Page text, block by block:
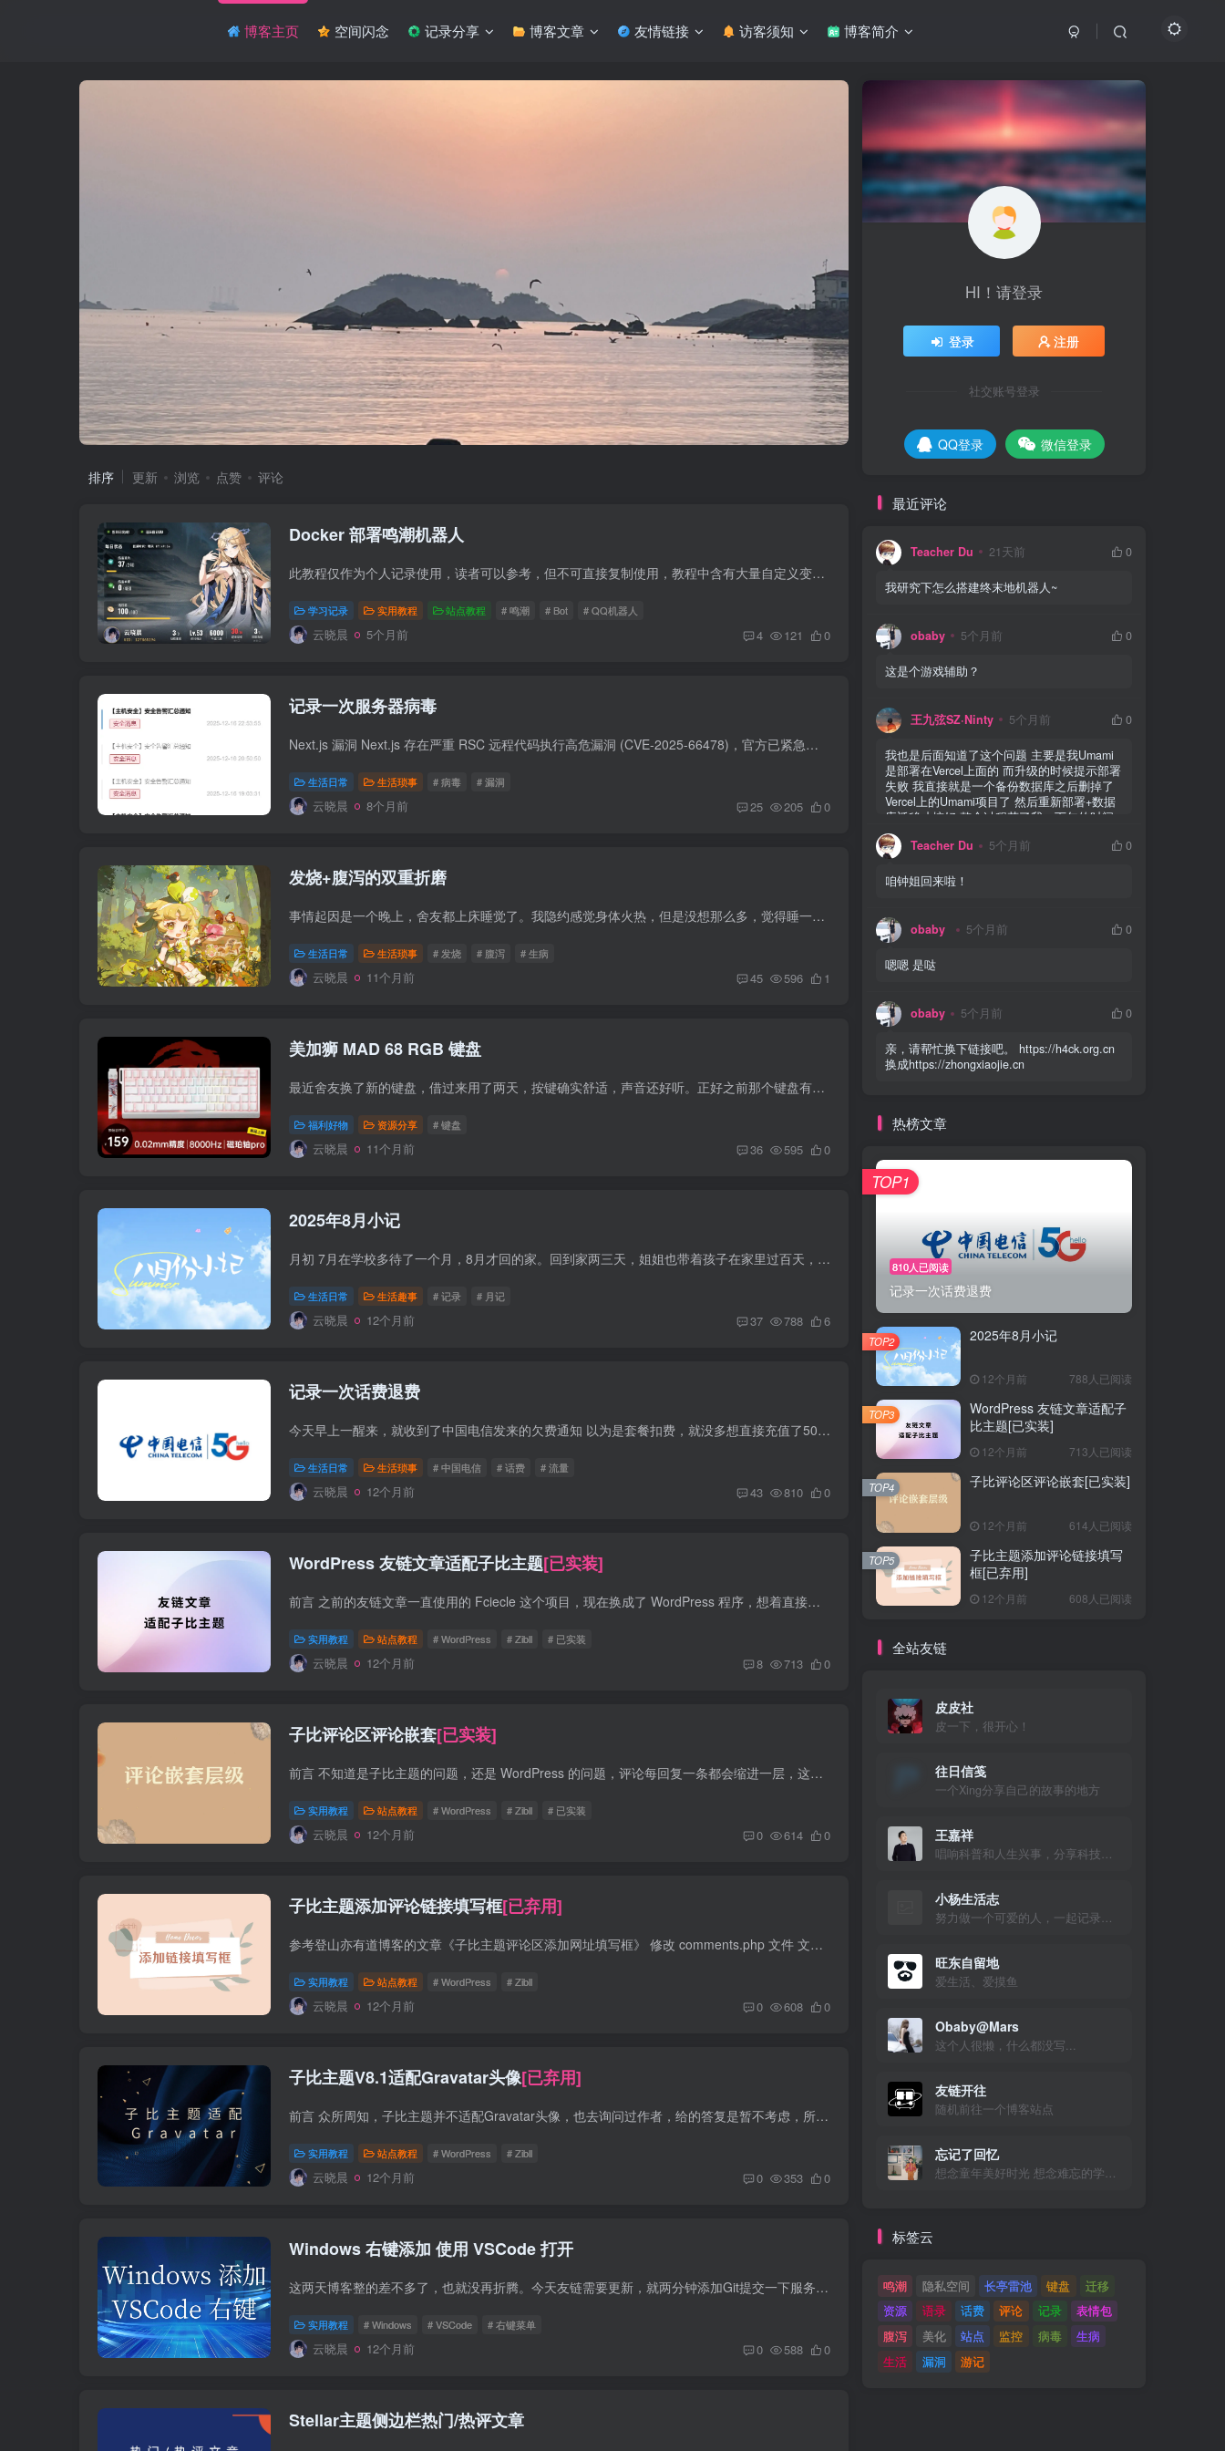
博客主页 空间闪念 记录分享 博客文章 友情链接 访客须知 博客简介
排序 更新 浏览 点赞 评论
Docker 部署鸣潮机器人
此教程仅作为个人记录使用，读者可以参考，但不可直接复制使用，教程中含有大量自定义变量代码！ 大家新年快乐！！又好久没有写文章了 此教程不仅可以搭建鸣潮机器人，可以使用其他插件，例如终...
学习记录 实用教程 站点教程 # 鸣潮 # Bot # QQ机器人
云晓晨 5个月前 4 121 0
记录一次服务器病毒
Next.js 漏洞 Next.js 存在严重 RSC 远程代码执行高危漏洞 (CVE-2025-66478)，官方已紧急发布修复，建议 Next.js 15/16 及部分 14.x Canary 用户立即升级。 这个漏洞被评为 CVSS 最高风险等级 ...
生活日常 生活琐事 # 病毒 # 漏洞
云晓晨 8个月前 25 205 0
发烧+腹泻的双重折磨
事情起因是一个晚上，舍友都上床睡觉了。我隐约感觉身体火热，但是没想那么多，觉得睡一觉就好了，结果第二天一起床就发烧到 39.4℃ 。去医院输了水，退烧了也没那么难受了。结果剩下几天一直腹...
生活日常 生活琐事 # 发烧 # 腹泻 # 生病
云晓晨 11个月前 45 596 1
美加狮 MAD 68 RGB 键盘
最近舍友换了新的键盘，借过来用了两天，按键确实舒适，声音还好听。正好之前那个键盘有的按键断触，就干脆出掉购入了标题这款键盘。这款键盘也有对应的 Pro 款，区别是 Pro 款是全铝外壳，但是...
福利好物 资源分享 # 键盘
云晓晨 11个月前 36 595 0
2025年8月小记
月初 7月在学校多待了一个月，8月才回的家。回到家两三天，姐姐也带着孩子在家里过百天，两个多月的小娃娃是真难照顾，晚上还要起来喂奶，姐姐说就是太熬得慌。有了小孩子花钱和瀑布一样，哪哪...
生活日常 生活趣事 # 记录 # 月记
云晓晨 12个月前 37 788 6
记录一次话费退费
今天早上一醒来，就收到了中国电信发来的欠费通知 以为是套餐扣费，就没多想直接充值了50元话费。早上吃完饭打开中国电信APP想看看这个月话费多少，不看不知道一看吓一跳，这个月话费高达90+（...
生活日常 生活琐事 # 中国电信 # 话费 # 流量
云晓晨 12个月前 43 810 0
WordPress 友链文章适配子比主题[已实装]
前言 之前的友链文章一直使用的 Fciecle 这个项目，现在换成了 WordPress 程序，想着直接调用 WordPress 接口和数据库更方便管理。 修订历史 v1.1 底部翻页无法更新按钮列表 v1.2 优化UI、将定...
实用教程 站点教程 # WordPress # Zibll # 已实装
云晓晨 12个月前 8 713 0
子比评论区评论嵌套[已实装]
前言 不知道是子比主题的问题，还是 WordPress 的问题，评论每回复一条都会缩进一层，这就导致无限套娃，而且 WordPress 的最大嵌套数量为10，这就导致10层嵌套后只能开新的评论楼层。 解决方案...
实用教程 站点教程 # WordPress # Zibll # 已实装
云晓晨 12个月前 0 614 0
子比主题添加评论链接填写框[已弃用]
参考登山亦有道博客的文章《子比主题评论区添加网址填写框》 修改 comments.php 文件 文件位置 wp-content/themes/zibll/template/comments.php 搜索 邮箱 找到评论区填写框位置，代码添加位置...
实用教程 站点教程 # WordPress # Zibll
云晓晨 12个月前 0 608 0
子比主题V8.1适配Gravatar头像[已弃用]
前言 众所周知，子比主题并不适配Gravatar头像，也去询问过作者，给的答复是暂不考虑，所以只能自己动手了。 参考文献 参考登山亦有道博客的文章《子比主题使用Cravatar代替原有头像》 修改教程...
实用教程 站点教程 # WordPress # Zibll
云晓晨 12个月前 0 353 0
Windows 右键添加 使用 VSCode 打开
这两天博客整的差不多了，也就没再折腾。今天友链需要更新，就两分钟添加Git提交一下服务器就好，结果发现右键没有VSCode打开文件夹了，这样就有点不太方便了，Bing搜索了一下，发现修改注册表...
实用教程 # Windows # VSCode # 右键菜单
云晓晨 12个月前 0 588 0
Stellar主题侧边栏热门/热评文章
HI！请登录
登录 注册
社交账号登录
QQ登录 微信登录
最近评论
Teacher Du 21天前 0
我研究下怎么搭建终末地机器人~
obaby 5个月前 0
这是个游戏辅助？
王九弦SZ·Ninty 5个月前 0
我也是后面知道了这个问题 主要是我Umami
是部署在Vercel上面的 而升级的时候提示部署
失败 我直接就是一个备份数据库之后删掉了
Vercel上的Umami项目了 然后重新部署+数据
库迁移才搞好 整个过程花了我一下午的时间
Teacher Du
5个月前 0
咱钟姐回来啦！
obaby 5个月前 0
嗯嗯 是哒
obaby 5个月前 0
亲，请帮忙换下链接吧。 https://h4ck.org.cn
换成https://zhongxiaojie.cn
热榜文章
810人已阅读
记录一次话费退费
TOP1
2025年8月小记
12个月前 788人已阅读
TOP2
WordPress 友链文章适配子
比主题[已实装]
12个月前 713人已阅读
TOP3
子比评论区评论嵌套[已实装]
12个月前 614人已阅读
TOP4
子比主题添加评论链接填写
框[已弃用]
12个月前 608人已阅读
TOP5
全站友链
皮皮社
皮一下，很开心！
往日信笺
一个Xing分享自己的故事的地方
王嘉祥
唱响科普和人生兴事，分享科技与美好生活
小杨生活志
努力做一个可爱的人，一起记录美好的生活！
旺东自留地
爱生活、爱摸鱼
Obaby@Mars
这个人很懒，什么都没写...
友链开往
随机前往一个博客站点
忘记了回忆
想念童年美好时光 想念难忘的学生时代 想念初恋的感觉
标签云
鸣潮 隐私空间 长亭雷池 键盘
迁移
资源
语录 话费 评论 记录
表情包
腹泻
美化 站点 监控 病毒
生病
生活
漏洞 游记